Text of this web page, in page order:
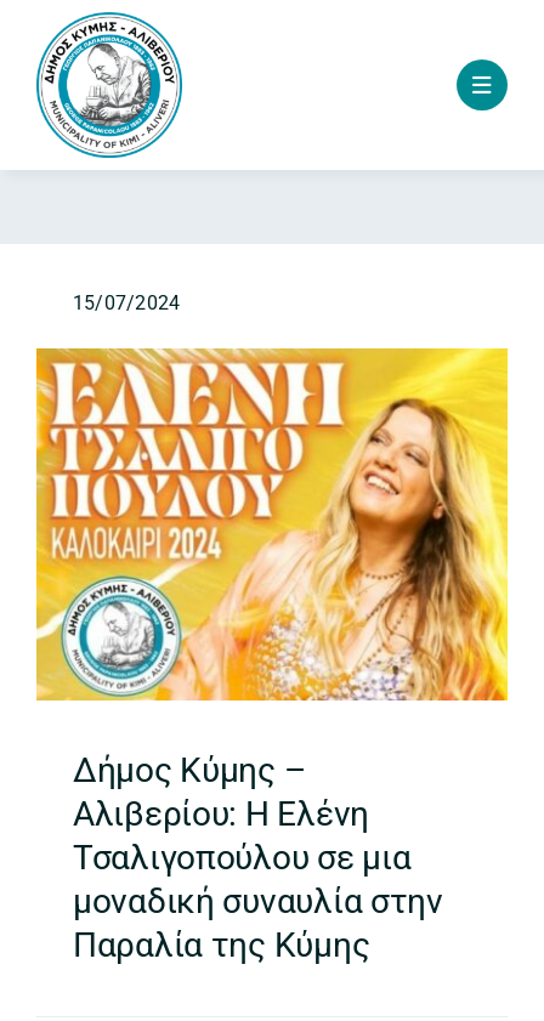
content
15/07/2024
Δήμος Κύμης –
Αλιβερίου: Η Ελένη
Τσαλιγοπούλου σε μια
μοναδική συναυλία στην
Παραλία της Κύμης